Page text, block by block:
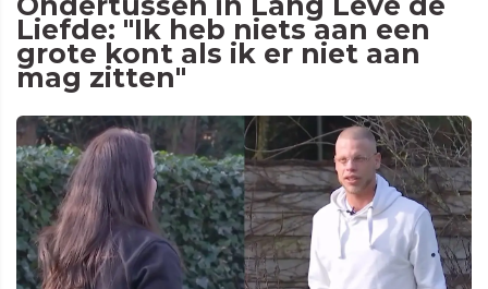
Liefde: "Ik heb niets aan een
grote kont als ik er niet aan
mag zitten"